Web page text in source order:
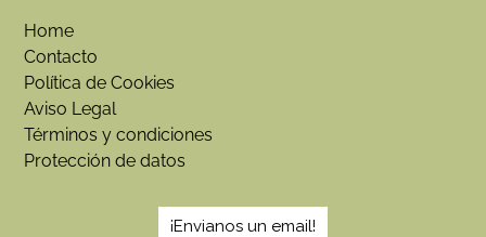
Home
Contacto
Política de Cookies
Aviso Legal
Términos y condiciones
Protección de datos
¡Envianos un email!